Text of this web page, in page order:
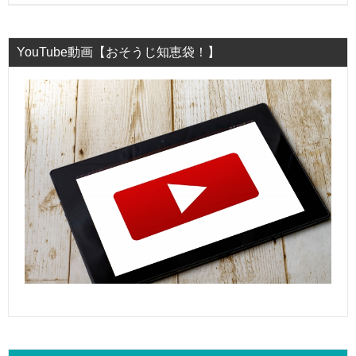
YouTube動画【おそうじ知恵袋！】